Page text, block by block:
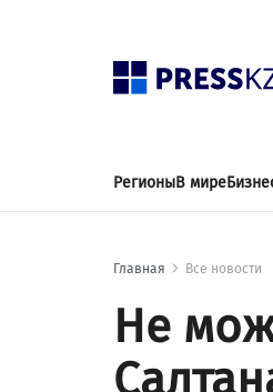
РегионыВ мире
Главная Все новости
Не